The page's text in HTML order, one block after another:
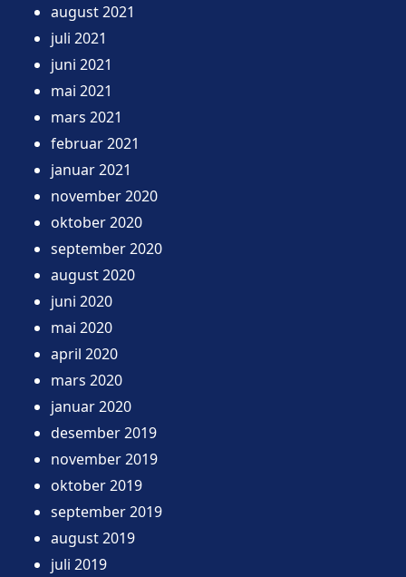
august 2021
juli 2021
juni 2021
mai 2021
mars 2021
februar 2021
januar 2021
november 2020
oktober 2020
september 2020
august 2020
juni 2020
mai 2020
april 2020
mars 2020
januar 2020
desember 2019
november 2019
oktober 2019
september 2019
august 2019
juli 2019